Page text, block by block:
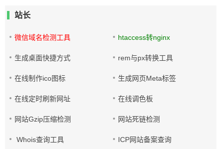
站长
微信域名检测工具 htaccess转nginx
生成桌面快捷方式 rem与px转换工具
在线制作ico图标 生成网页Meta标签
在线定时刷新网址 在线调色板
网站Gzip压缩检测 网站死链检测
Whois查询工具 ICP网站备案查询